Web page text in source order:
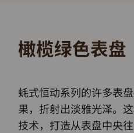
橄榄绿色表盘
蚝式恒动系列的许多表
果，折射出淡雅光泽。
技术，打造从表盘中央